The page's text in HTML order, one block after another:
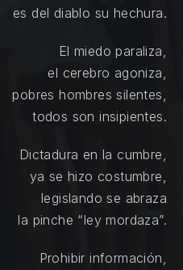
es del diablo su hechura.
El miedo paraliza,
el cerebro agoniza,
pobres hombres silentes,
todos son insipientes.
Dictadura en la cumbre,
ya se hizo costumbre,
legislando se abraza
la pinche “ley mordaza”.
Prohibir información,